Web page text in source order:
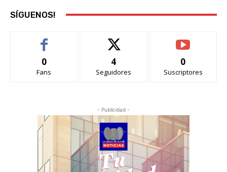
SÍGUENOS!
0
Fans
4
Seguidores
0
Suscriptores
- Publicidad -